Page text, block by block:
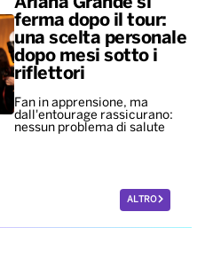
ferma dopo il tour:
una scelta personale
dopo mesi sotto i
riflettori
Fan in apprensione, ma
dall'entourage rassicurano:
nessun problema di salute
ALTRO